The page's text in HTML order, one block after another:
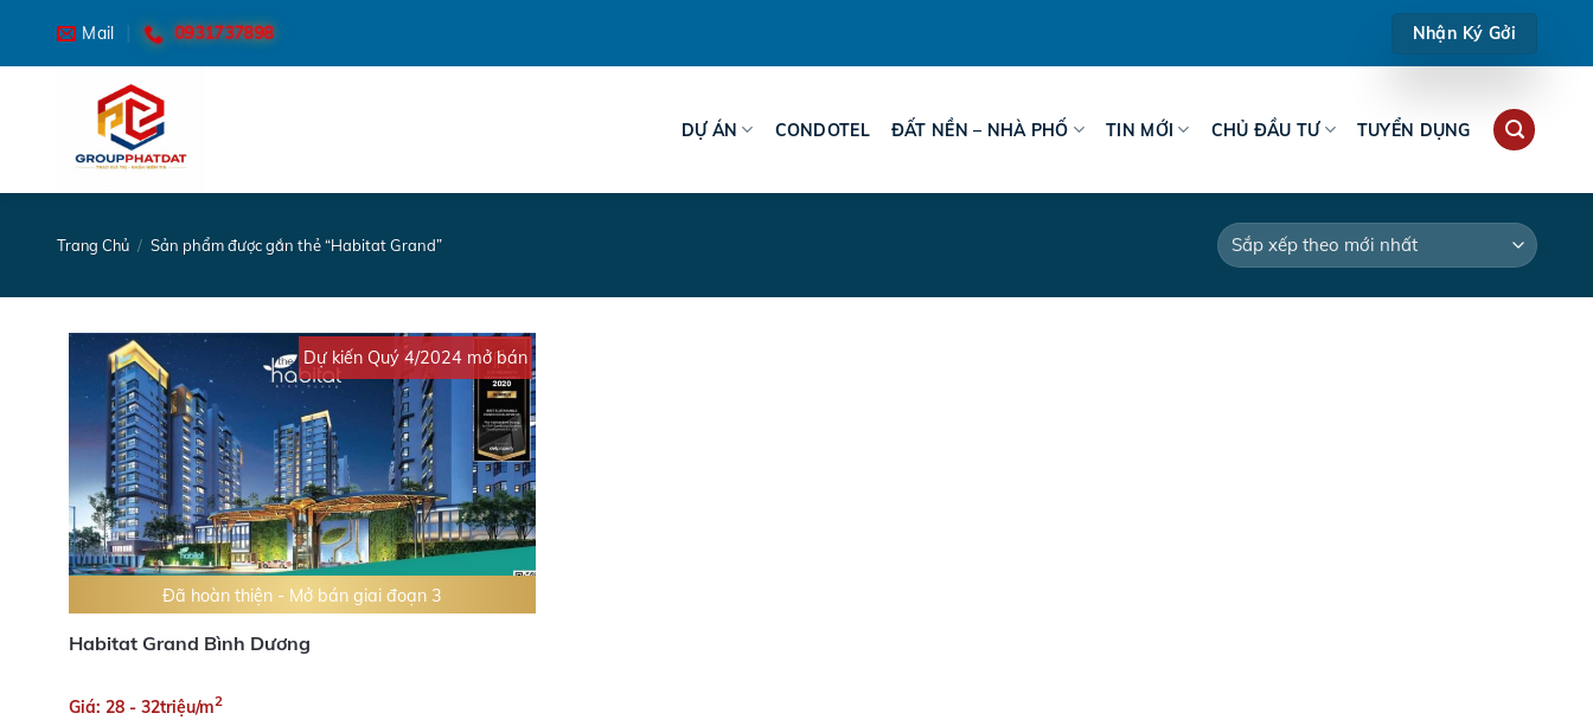
Mail 0931737898 Nhận Ký Gởi
DỰ ÁN CONDOTEL ĐẤT NỀN – NHÀ PHỐ TIN MỚI CHỦ ĐẦU TƯ TUYỂN DỤNG
Trang Chủ / Sản phẩm được gắn thẻ “Habitat Grand”
Dự kiến Quý 4/2024 mở bán
Đã hoàn thiện - Mở bán giai đoạn 3
Habitat Grand Bình Dương
Giá: 28 - 32triệu/m2